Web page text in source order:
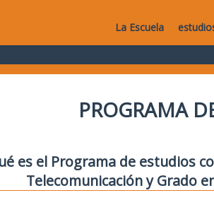
La Escuela
PROGRAMA
es el Programa de estudios
Telecomunicación y Grado